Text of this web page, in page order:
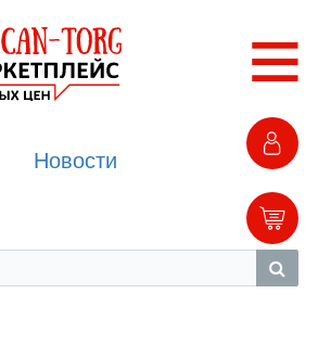
Новости